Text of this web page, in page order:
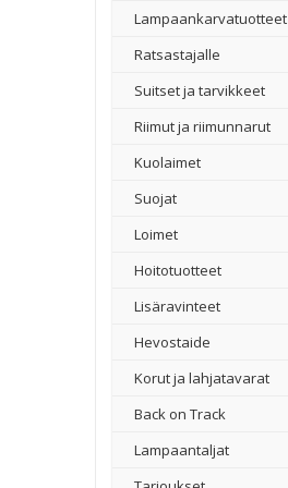
Lampaankarvatuotteet
Ratsastajalle
Suitset ja tarvikkeet
Riimut ja riimunnarut
Kuolaimet
Suojat
Loimet
Hoitotuotteet
Lisäravinteet
Hevostaide
Korut ja lahjatavarat
Back on Track
Lampaantaljat